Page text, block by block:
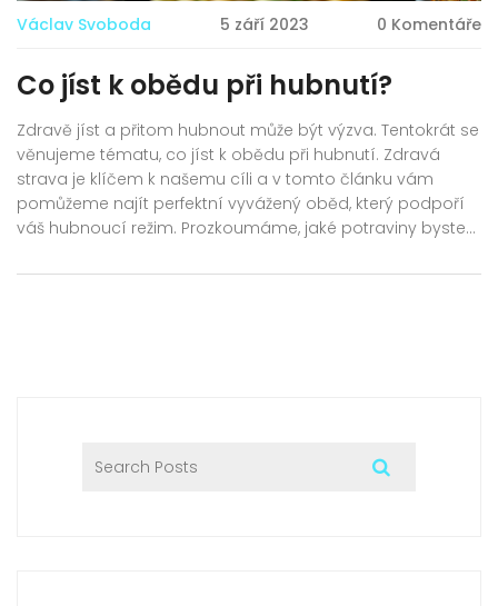
Václav Svoboda 5 září 2023 0 Komentáře
Co jíst k obědu při hubnutí?
Zdravě jíst a přitom hubnout může být výzva. Tentokrát se
věnujeme tématu, co jíst k obědu při hubnutí. Zdravá
strava je klíčem k našemu cíli a v tomto článku vám
pomůžeme najít perfektní vyvážený oběd, který podpoří
váš hubnoucí režim. Prozkoumáme, jaké potraviny byste
Připojte se k nám, abychom společně našli tu nejlepší